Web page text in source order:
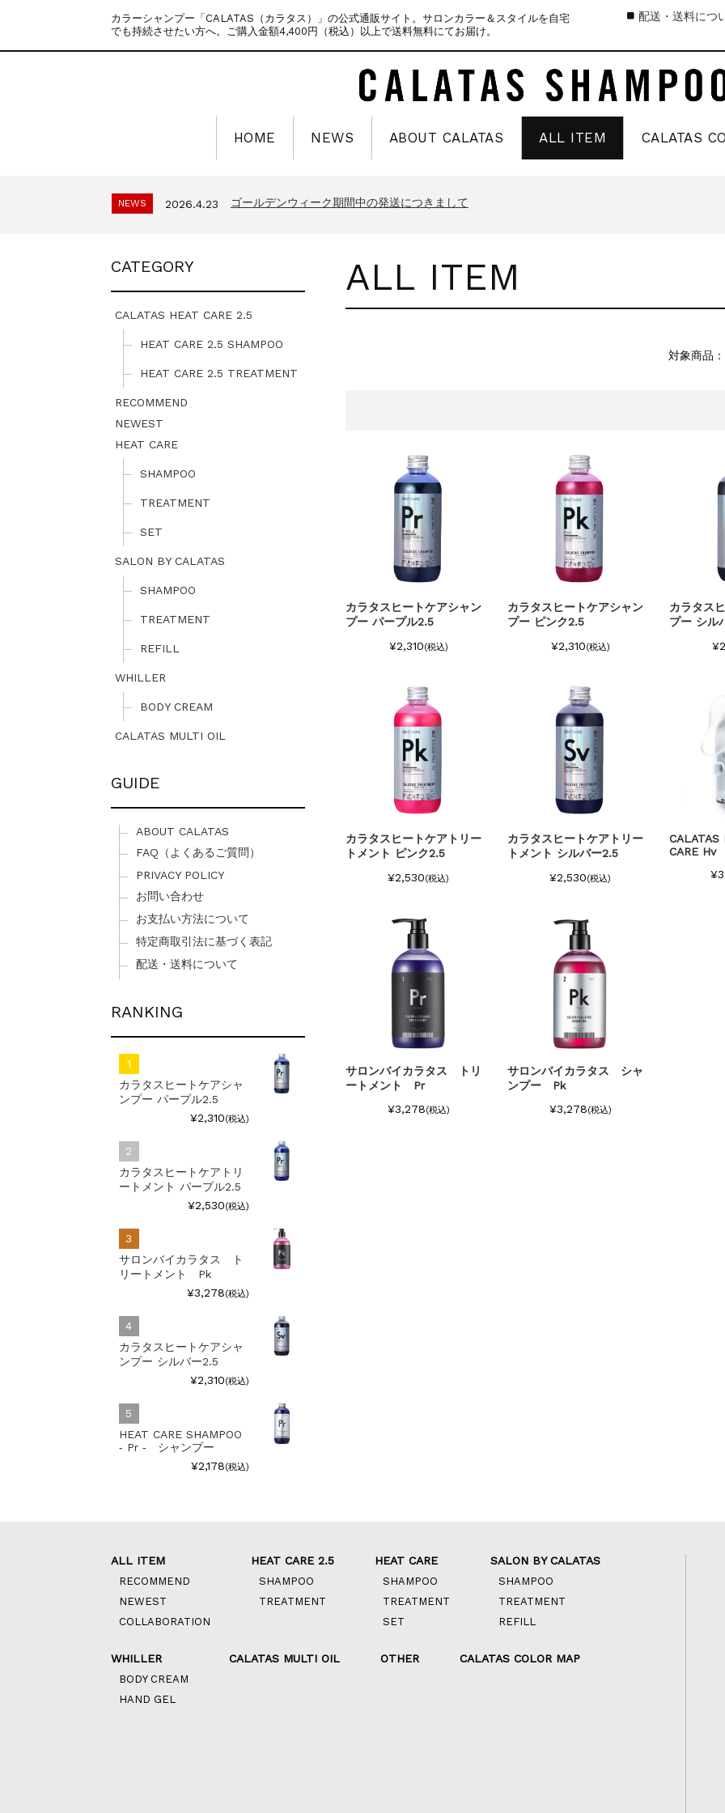
カラーシャンプー「CALATAS（カラタス）」の公式通販サイト。サロンカラー＆スタイルを自宅
でも持続させたい方へ。ご購入金額4,400円（税込）以上で送料無料にてお届け。
HOME NEWS ABOUT CALATAS ALL ITEM CALATAS
配送・送料につ
2025.4.28 ゴールデンウィーク期間中の商品発送とカスタマーセンター休業のお知らせ
NEWS 2026.4.23 ゴールデンウィーク期間中の発送につきまして
NEWS 2025.4.28 ゴールデンウィーク期間中の商品発送とカスタマーセンター休業のお知らせ
NEWS 2026.7.29 夏季休暇に伴う配送休業のお知らせ
NEWS 2026.4.23 ゴールデンウィーク期間中の発送につきまして
NEWS 2025.4.28 ゴールデンウィーク期間中の商品発送とカスタマーセンター休業のお知らせ
ALL ITEM
対象商品
カラタスヒートケアシャン
プー パープル2.5
¥2,310(税込)
カラタスヒートケアシャン
プー ピンク2.5
¥2,310(税込)
カラタス
プー シル
カラタスヒートケアトリー
トメント ピンク2.5
¥2,530(税込)
カラタスヒートケアトリー
トメント シルバー2.5
¥2,530(税込)
CALATAS
CARE Hv
サロンバイカラタス トリ
ートメント Pr
¥3,278(税込)
サロンバイカラタス シャ
ンプー Pk
¥3,278(税込)
CATEGORY
CALATAS HEAT CARE 2.5
HEAT CARE 2.5 SHAMPOO
HEAT CARE 2.5 TREATMENT
RECOMMEND
NEWEST
HEAT CARE
SHAMPOO
TREATMENT
SET
SALON BY CALATAS
SHAMPOO
TREATMENT
REFILL
WHILLER
BODY CREAM
CALATAS MULTI OIL
GUIDE
ABOUT CALATAS
FAQ（よくあるご質問）
PRIVACY POLICY
お問い合わせ
お支払い方法について
特定商取引法に基づく表記
配送・送料について
RANKING
カラタスヒートケアシャ
ンプー パープル2.5
¥2,310(税込)
カラタスヒートケアトリ
ートメント パープル2.5
¥2,530(税込)
サロンバイカラタス ト
リートメント Pk
¥3,278(税込)
カラタスヒートケアシャ
ンプー シルバー2.5
¥2,310(税込)
HEAT CARE SHAMPOO
‐ Pr ‐ シャンプー
¥2,178(税込)
ALL ITEM
RECOMMEND
NEWEST
COLLABORATION
HEAT CARE 2.5
SHAMPOO
TREATMENT
HEAT CARE
SHAMPOO
TREATMENT
SET
SALON BY CALATAS
SHAMPOO
TREATMENT
REFILL
WHILLER
BODY CREAM
HAND GEL
CALATAS MULTI OIL OTHER CALATAS COLOR MAP